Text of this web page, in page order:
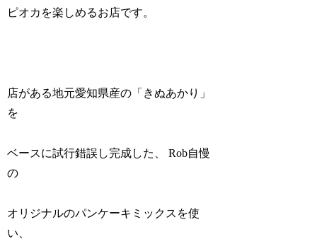
ピオカを楽しめるお店です。
店がある地元愛知県産の「きぬあかり」
を
ベースに試行錯誤し完成した、 Rob自慢
の
オリジナルのパンケーキミックスを使
い、